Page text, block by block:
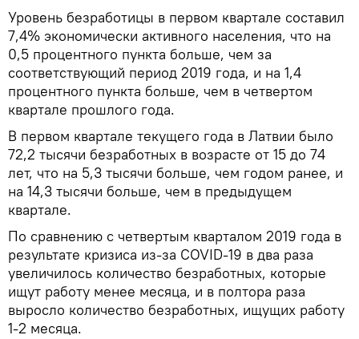
Уровень безработицы в первом квартале составил
7,4% экономически активного населения, что на
0,5 процентного пункта больше, чем за
соответствующий период 2019 года, и на 1,4
процентного пункта больше, чем в четвертом
квартале прошлого года.
В первом квартале текущего года в Латвии было
72,2 тысячи безработных в возрасте от 15 до 74
лет, что на 5,3 тысячи больше, чем годом ранее, и
на 14,3 тысячи больше, чем в предыдущем
квартале.
По сравнению с четвертым кварталом 2019 года в
результате кризиса из-за COVID-19 в два раза
увеличилось количество безработных, которые
ищут работу менее месяца, и в полтора раза
выросло количество безработных, ищущих работу
1-2 месяца.